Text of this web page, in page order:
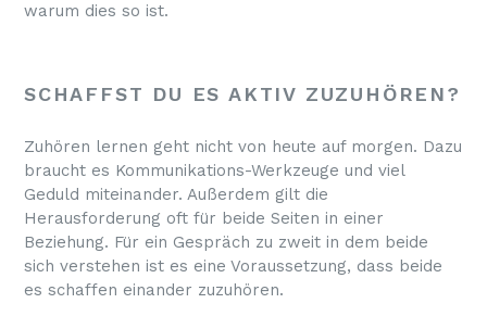
warum dies so ist.
SCHAFFST DU ES AKTIV ZUZUHÖREN?
Zuhören lernen geht nicht von heute auf morgen. Dazu
braucht es Kommunikations-Werkzeuge und viel
Geduld miteinander. Außerdem gilt die
Herausforderung oft für beide Seiten in einer
Beziehung. Für ein Gespräch zu zweit in dem beide
sich verstehen ist es eine Voraussetzung, dass beide
es schaffen einander zuzuhören.